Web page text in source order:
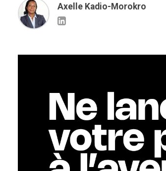
Axelle Kadio-Morokro